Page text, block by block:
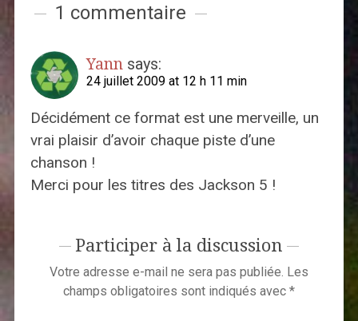
1 commentaire
Yann says:
24 juillet 2009 at 12 h 11 min
Décidément ce format est une merveille, un
vrai plaisir d’avoir chaque piste d’une
chanson !
Merci pour les titres des Jackson 5 !
Participer à la discussion
Votre adresse e-mail ne sera pas publiée. Les
champs obligatoires sont indiqués avec *